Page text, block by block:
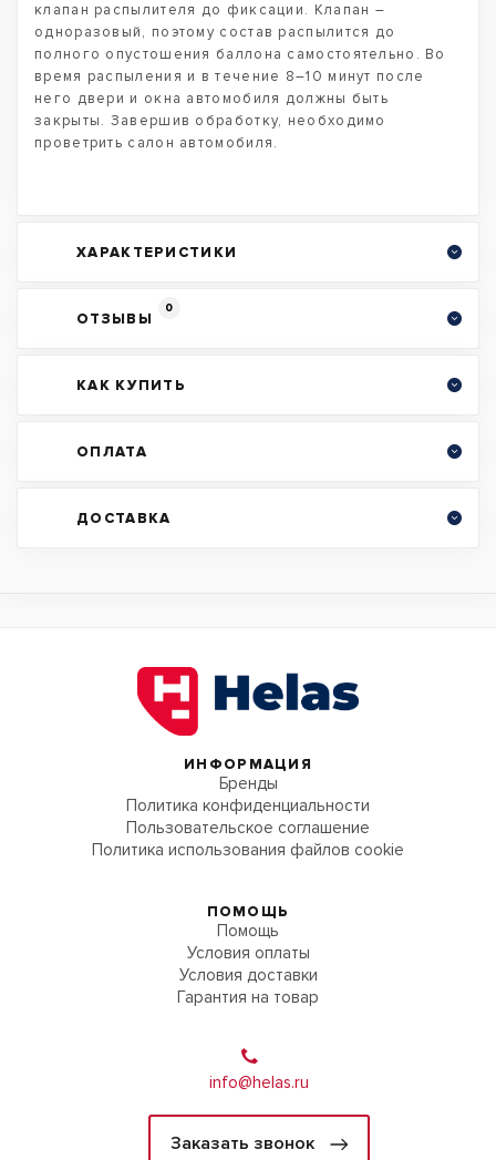
клапан распылителя до фиксации. Клапан –
одноразовый, поэтому состав распылится до
полного опустошения баллона самостоятельно. Во
время распыления и в течение 8–10 минут после
него двери и окна автомобиля должны быть
закрыты. Завершив обработку, необходимо
проветрить салон автомобиля.
ХАРАКТЕРИСТИКИ
ОТЗЫВЫ
0
КАК КУПИТЬ
ОПЛАТА
ДОСТАВКА
ИНФОРМАЦИЯ
Бренды
Политика конфиденциальности
Пользовательское соглашение
Политика использования файлов cookie
ПОМОЩЬ
Помощь
Условия оплаты
Условия доставки
Гарантия на товар
info@helas.ru
Заказать звонок